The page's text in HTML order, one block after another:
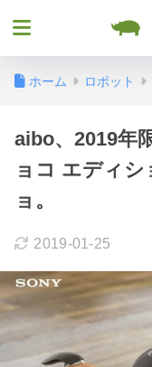
ホーム ロボット
aibo、2019年
ョコ エディ
ョ。
2019-01-25